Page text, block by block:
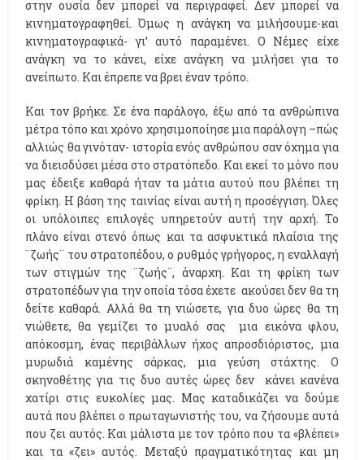
στην ουσία δεν μπορεί να περιγραφεί. Δεν μπορεί να
κινηματογραφηθεί. Όμως η ανάγκη να μιλήσουμε-και
κινηματογραφικά- γι’ αυτό παραμένει. Ο Νέμες είχε
ανάγκη να το κάνει, είχε ανάγκη να μιλήσει για το
ανείπωτο. Και έπρεπε να βρει έναν τρόπο.
Και τον βρήκε. Σε ένα παράλογο, έξω από τα ανθρώπινα
μέτρα τόπο και χρόνο χρησιμοποίησε μια παράλογη –πώς
αλλιώς θα γινόταν- ιστορία ενός ανθρώπου σαν όχημα για
να διεισδύσει μέσα στο στρατόπεδο. Και εκεί το μόνο που
μας έδειξε καθαρά ήταν τα μάτια αυτού που βλέπει τη
φρίκη. Η βάση της ταινίας είναι αυτή η προσέγγιση. Όλες
οι υπόλοιπες επιλογές υπηρετούν αυτή την αρχή. Το
πλάνο είναι στενό όπως και τα ασφυκτικά πλαίσια της
¨ζωής¨ του στρατοπέδου, ο ρυθμός γρήγορος, η εναλλαγή
των στιγμών της ¨ζωής¨, άναρχη. Και τη φρίκη των
στρατοπέδων για την οποία τόσα έχετε ακούσει δεν θα τη
δείτε καθαρά. Αλλά θα τη νιώσετε, για δυο ώρες θα τη
νιώθετε, θα γεμίζει το μυαλό σας
μια εικόνα φλου,
απόκοσμη, ένας περιβάλλων ήχος απροσδιόριστος, μια
μυρωδιά καμένης σάρκας, μια γεύση στάχτης. Ο
σκηνοθέτης για τις δυο αυτές ώρες δεν
κάνει κανένα
χατίρι στις ευκολίες μας. Μας καταδικάζει να δούμε
αυτά που βλέπει ο πρωταγωνιστής του, να ζήσουμε αυτά
που ζει αυτός. Και μάλιστα με τον τρόπο που τα «βλέπει»
και τα «ζει» αυτός. Μεταξύ πραγματικότητας και μη